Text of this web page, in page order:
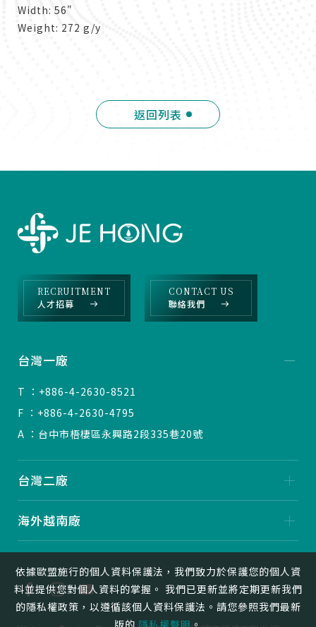
Width: 56"
Weight: 272 g/y
返回列表
RECRUITMENT
人才招募
CONTACT US
聯絡我們
台灣一廠
T ：+886-4-2630-8521
F ：+886-4-2630-4795
A ：台中市梧棲區永興路2段335巷20號
台灣二廠
海外越南廠
依據歐盟施行的個人資料保護法，我們致力於保護您的個人資
料並提供您對個人資料的掌握。 我們已更新並將定期更新我們
的隱私權政策，以遵循該個人資料保護法。請您參照我們最新
版的隱私權聲明。